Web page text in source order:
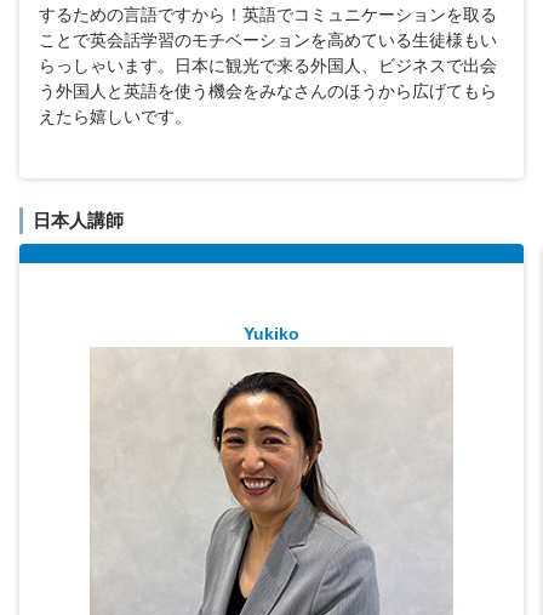
するための言語ですから！英語でコミュニケーションを取る
ことで英会話学習のモチベーションを高めている生徒様もい
らっしゃいます。日本に観光で来る外国人、ビジネスで出会
う外国人と英語を使う機会をみなさんのほうから広げてもら
えたら嬉しいです。
日本人講師
Yukiko